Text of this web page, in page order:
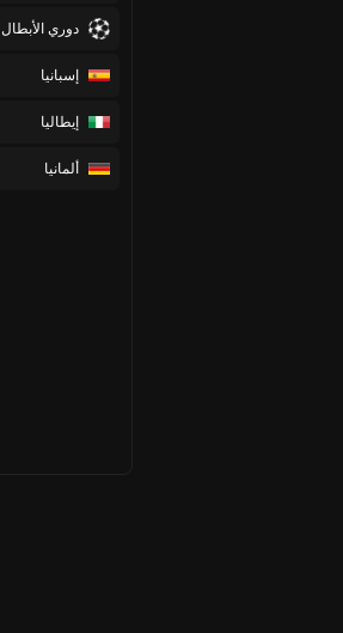
دوري الأبطال
إسبانيا
إيطاليا
ألمانيا